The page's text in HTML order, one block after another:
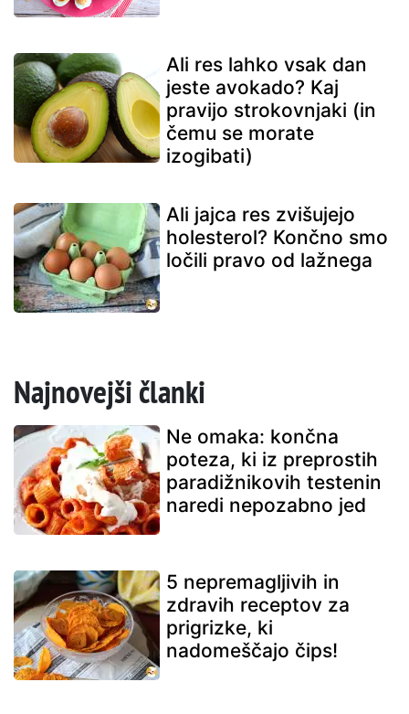
Ali res lahko vsak dan
jeste avokado? Kaj
pravijo strokovnjaki (in
čemu se morate
izogibati)
Ali jajca res zvišujejo
holesterol? Končno smo
ločili pravo od lažnega
Najnovejši članki
Ne omaka: končna
poteza, ki iz preprostih
paradižnikovih testenin
naredi nepozabno jed
5 nepremagljivih in
zdravih receptov za
prigrizke, ki
nadomeščajo čips!